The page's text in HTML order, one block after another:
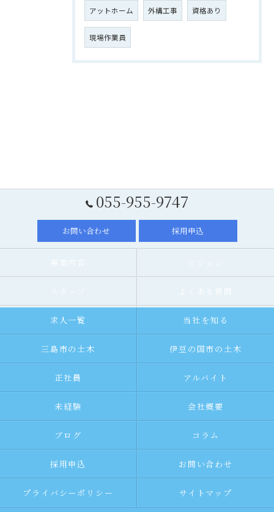
アットホーム 外構工事 資格あり
現場作業員
055-955-9747
お問い合わせ 採用申込
求人一覧 当社を知る
三島市の土木 伊豆の国市の土木
正社員 アルバイト
未経験 会社概要
ブログ コラム
採用申込 お問い合わせ
プライバシーポリシー サイトマップ